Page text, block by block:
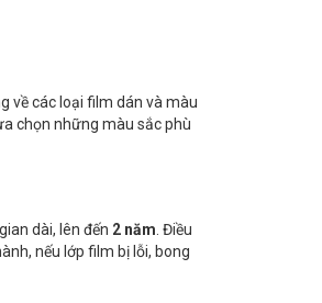
về các loại film dán và màu
chọn những màu sắc phù
dài, lên đến 2 năm . Điều
nếu lớp film bị lỗi, bong